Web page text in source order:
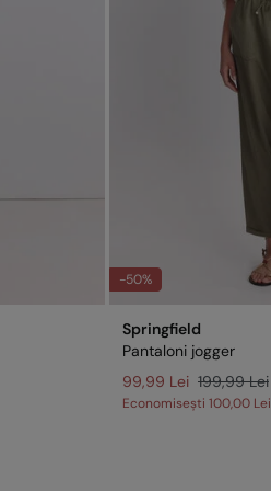
-50%
Springfield
Pantaloni jogger
99,99 Lei 199,99 Lei
Economisești 100,00 Lei